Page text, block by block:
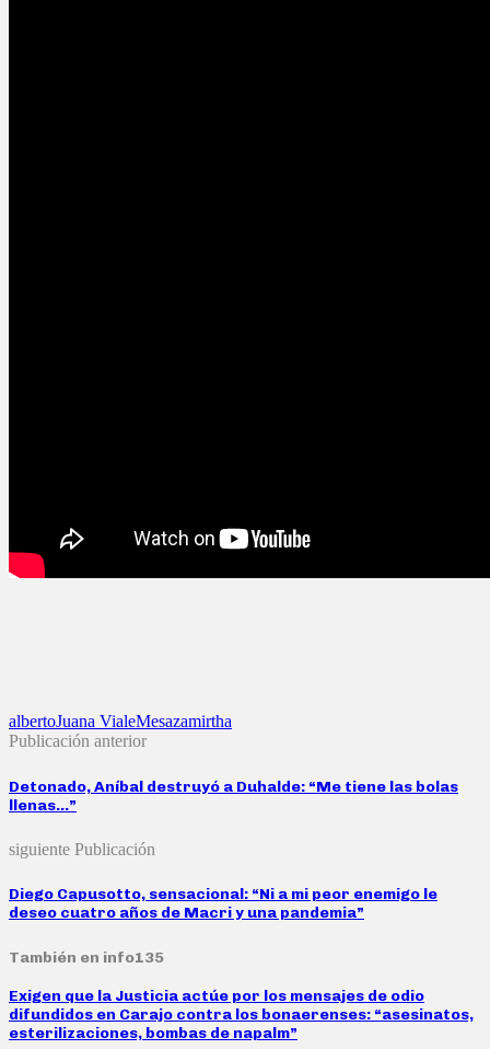
albertoJuana VialeMesazamirtha
Publicación anterior
Detonado, Aníbal destruyó a Duhalde: “Me tiene las bolas
llenas…”
siguiente Publicación
Diego Capusotto, sensacional: “Ni a mi peor enemigo le
deseo cuatro años de Macri y una pandemia”
También en info135
Exigen que la Justicia actúe por los mensajes de odio
difundidos en Carajo contra los bonaerenses: “asesinatos,
esterilizaciones, bombas de napalm”